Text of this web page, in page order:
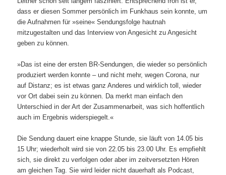
dass er diesen Sommer persönlich im Funkhaus sein konnte, um
die Aufnahmen für »seine« Sendungsfolge hautnah
mitzugestalten und das Interview von Angesicht zu Angesicht
geben zu können.
»Das ist eine der ersten BR-Sendungen, die wieder so persönlich
produziert werden konnte – und nicht mehr, wegen Corona, nur
auf Distanz; es ist etwas ganz Anderes und wirklich toll, wieder
vor Ort dabei sein zu können. Da merkt man einfach den
Unterschied in der Art der Zusammenarbeit, was sich hoffentlich
auch im Ergebnis widerspiegelt.«
Die Sendung dauert eine knappe Stunde, sie läuft von 14.05 bis
15 Uhr; wiederholt wird sie von 22.05 bis 23.00 Uhr. Es empfiehlt
sich, sie direkt zu verfolgen oder aber im zeitversetzten Hören
am gleichen Tag. Sie wird leider nicht dauerhaft als Podcast,